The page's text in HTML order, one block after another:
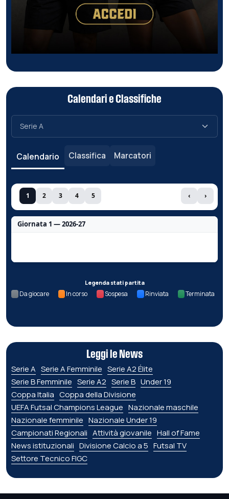
Calendari e Classifiche
Calendario Classifica Marcatori
1 2 3 4 5 ‹ ›
Giornata 1 — 2026-27
Legenda stati partita
Da giocare In corso Sospesa Rinviata Terminata
Leggi le News
Serie A Serie A Femminile Serie A2 Élite
Serie B Femminile Serie A2 Serie B Under 19
Coppa Italia Coppa della Divisione
UEFA Futsal Champions League Nazionale maschile
Nazionale femminile Nazionale Under 19
Campionati Regionali Attività giovanile Hall of Fame
News istituzionali Divisione Calcio a 5 Futsal TV
Settore Tecnico FIGC